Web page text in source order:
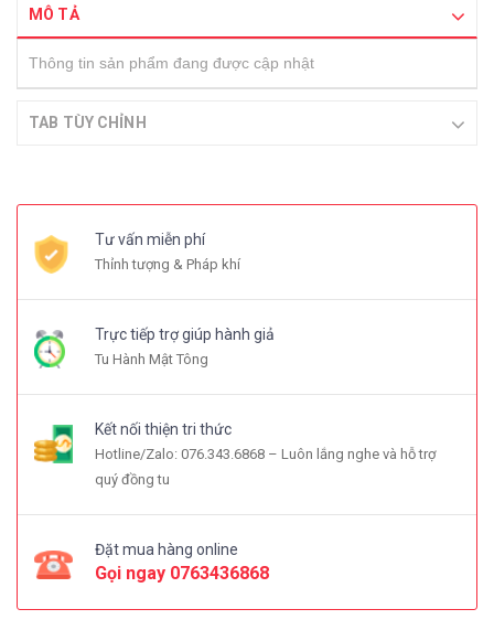
MÔ TẢ
Thông tin sản phẩm đang được cập nhật
TAB TÙY CHỈNH
Tư vấn miễn phí
Thỉnh tượng & Pháp khí
Trực tiếp trợ giúp hành giả
Tu Hành Mật Tông
Kết nối thiện tri thức
Hotline/Zalo: 076.343.6868 – Luôn lắng nghe và hỗ trợ
quý đồng tu
Đặt mua hàng online
Gọi ngay 0763436868